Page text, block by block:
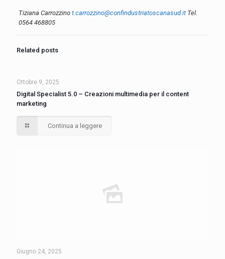
Tiziana Carrozzino t.carrozzino@confindustriatoscanasud.itTel.
0564 468805
Related posts
Ottobre 9, 2025
Digital Specialist 5.0 – Creazioni multimedia per il content
marketing
Continua a leggere
Giugno 24, 2025